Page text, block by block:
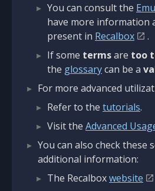
You can consult the
have more information
present in Recalbox
.
If some termsare too
the glossarycan be a
For more advanced
Refer to the tutorials.
Visit the Advanced
You can also check these
additional information:
The Recalboxwebsite